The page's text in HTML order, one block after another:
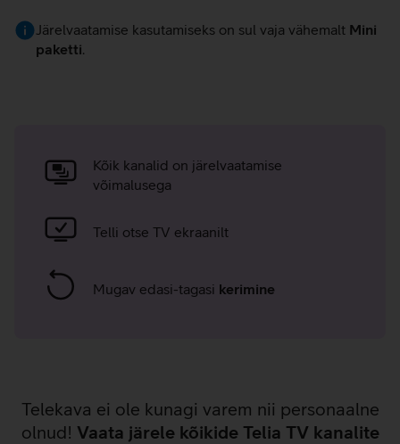
Järelvaatamise kasutamiseks on sul vaja vähemalt Mini
paketti.
eelisedKõik kanalid on järelvaatamise
võimalusega
Telli otse TV ekraanilt
Mugav edasi-tagasi kerimine
Telekava ei ole kunagi varem nii personaalne
olnud! Vaata järele kõikide Telia TV kanalite